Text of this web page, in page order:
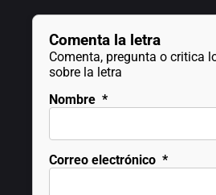
Comenta la letra
Comenta, pregunta o critica
sobre la letra
Nombre *
Correo electrónico *